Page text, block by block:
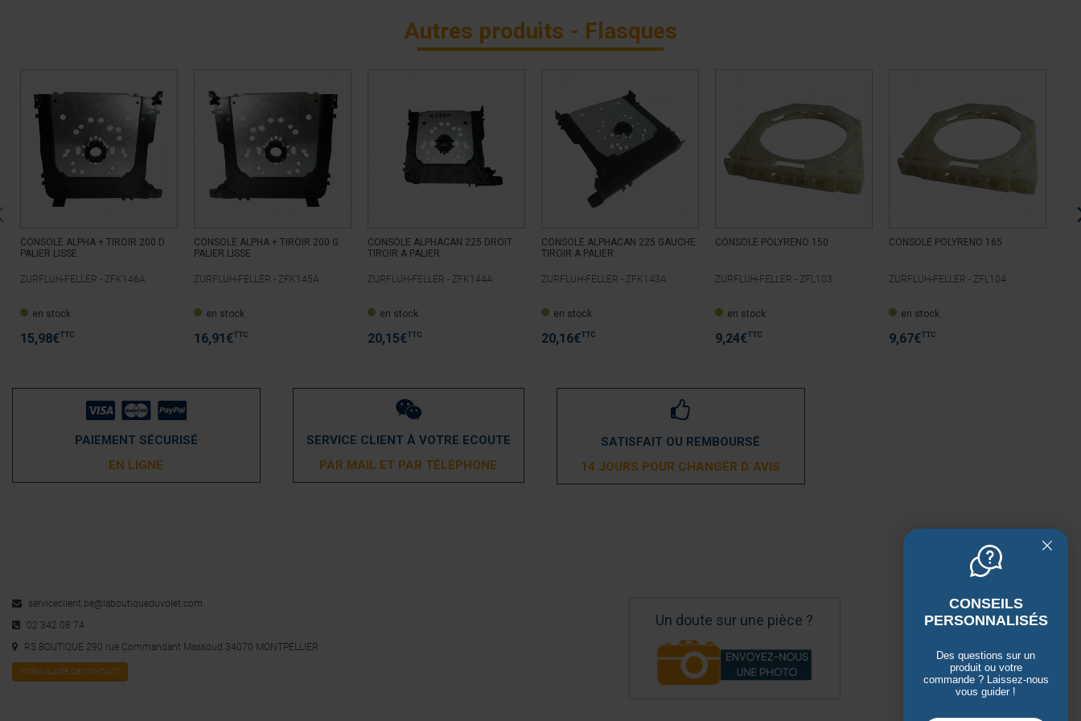
Autres produits - Flasques
CONSOLE ALPHA + TIROIR 200 D
PALIER LISSE
ZURFLUH-FELLER - ZFK146A
en stock
15,98€TTC
CONSOLE ALPHA + TIROIR 200 G
PALIER LISSE
ZURFLUH-FELLER - ZFK145A
en stock
16,91 €TTC
CONSOLE ALPHACAN 225 DROIT
TIROIR A PALIER
ZURFLUH-FELLER - ZFK144A
en stock
20,15€TTC
CONSOLE ALPHACAN 225 GAUCHE
TIROIR A PALIER
ZURFLUH-FELLER - ZFK143A
en stock
20,16€TTC
CONSOLE POLYRENO 150
ZURFLUH-FELLER - ZFL103
en stock
9,24€TTC
CONSOLE POLYRENO 165
ZURFLUH-FELLER - ZFL104
en stock
9,67€TTC
PAIEMENT SÉCURISÉ
EN LIGNE
SERVICE CLIENT À VOTRE ECOUTE
PAR MAIL ET PAR TÉLÉPHONE
SATISFAIT OU REMBOURSÉ
14 JOURS POUR CHANGER D´AVIS
serviceclient.be@laboutiqueduvolet.com
02 342 08 74
RS BOUTIQUE 290 rue Commandant Massoud 34070 MONTPELLIER
FORMULAIRE DE CONTACT
Un doute sur une pièce ?
CONSEILS
PERSONNALISÉS
Des questions sur un
produit ou votre
commande ? Laissez-nous
vous guider !